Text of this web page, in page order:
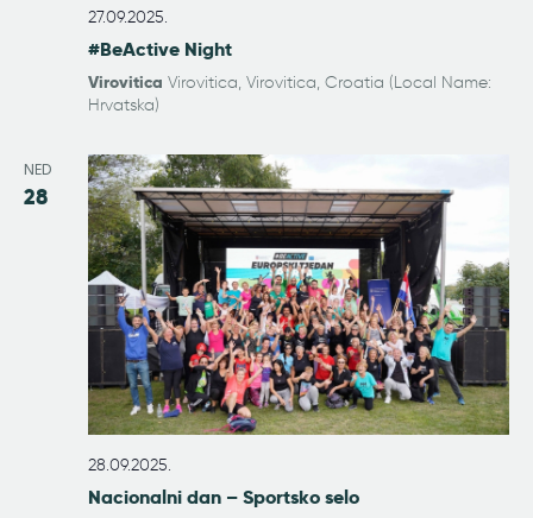
27.09.2025.
#BeActive Night
Virovitica Virovitica, Virovitica, Croatia (Local Name:
Hrvatska)
NED
28
28.09.2025.
Nacionalni dan – Sportsko selo